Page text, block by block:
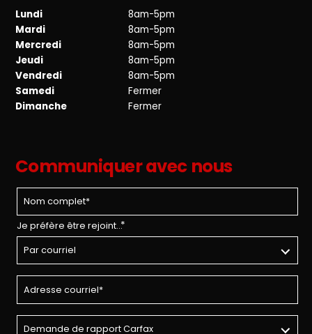
Lundi
8am-5pm
Mardi
8am-5pm
Mercredi
8am-5pm
Jeudi
8am-5pm
Vendredi
8am-5pm
Samedi
Fermer
Dimanche
Fermer
Communiquer avec nous
Je préfère être rejoint...*